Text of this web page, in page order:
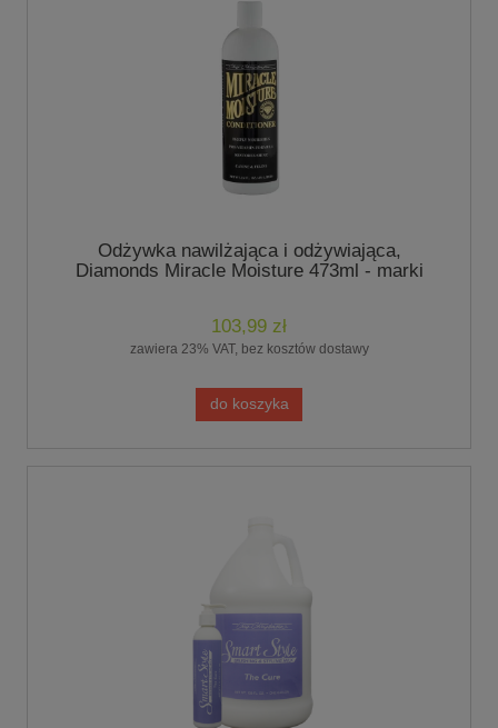
Odżywka nawilżająca i odżywiająca,
Diamonds Miracle Moisture 473ml - marki
103,99 zł
zawiera 23% VAT, bez kosztów dostawy
do koszyka